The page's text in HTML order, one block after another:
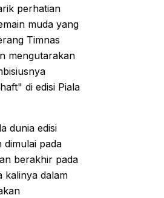
perhatian
muda yang
Timnas
mengutarakan
di edisi Piala
dunia edisi
dimulai pada
berakhir pada
kalinya dalam